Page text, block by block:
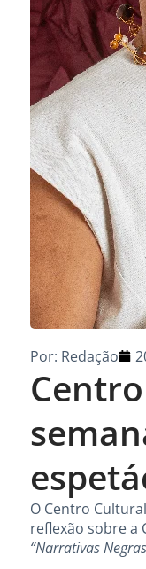
Por: Redação
O Centro
reflexão sobre a
“Narrativas